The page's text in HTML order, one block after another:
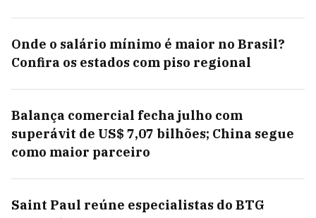
Onde o salário mínimo é maior no Brasil?
Confira os estados com piso regional
Balança comercial fecha julho com
superávit de US$ 7,07 bilhões; China segue
como maior parceiro
Saint Paul reúne especialistas do BTG